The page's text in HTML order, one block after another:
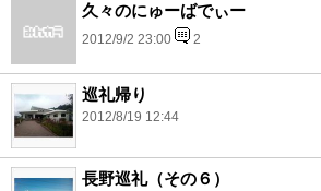
久々のにゅーばでぃー
2012/9/2 23:00 2
巡礼帰り
2012/8/19 12:44
長野巡礼（その６）